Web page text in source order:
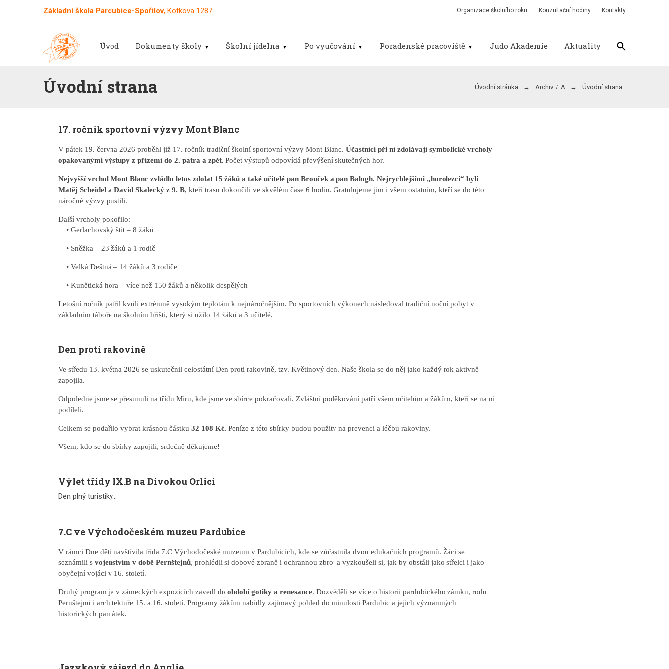
Organizace školního roku Konzultační hodiny Kontakty
Základní škola Pardubice-Spořilov, Kotkova 1287
Úvod Dokumenty školy Školní jídelna Po vyučování Poradenské pracoviště Judo Akademie Aktuality
Úvodní strana Úvodní stránka Archiv 7. A Úvodní strana
17. ročník sportovní výzvy Mont Blanc
V pátek 19. června 2026 proběhl již 17. ročník tradiční školní sportovní výzvy Mont Blanc. Účastníci při ní zdolávají symbolické vrcholy
opakovanými výstupy z přízemí do 2. patra a zpět. Počet výstupů odpovídá převýšení skutečných hor.
Nejvyšší vrchol Mont Blanc zvládlo letos zdolat 15 žáků a také učitelé pan Brouček a pan Balogh. Nejrychlejšími „horolezci“ byli
Matěj Scheidel a David Skalecký z 9. B, kteří trasu dokončili ve skvělém čase 6 hodin. Gratulujeme jim i všem ostatním, kteří se do této
náročné výzvy pustili.
Další vrcholy pokořilo:
• Gerlachovský štít – 8 žáků
• Sněžka – 23 žáků a 1 rodič
• Velká Deštná – 14 žáků a 3 rodiče
• Kunětická hora – více než 150 žáků a několik dospělých
Letošní ročník patřil kvůli extrémně vysokým teplotám k nejnáročnějším. Po sportovních výkonech následoval tradiční noční pobyt v
základním táboře na školním hřišti, který si užilo 14 žáků a 3 učitelé.
Den proti rakovině
Ve středu 13. května 2026 se uskutečnil celostátní Den proti rakovině, tzv. Květinový den. Naše škola se do něj jako každý rok aktivně
zapojila.
Odpoledne jsme se přesunuli na třídu Míru, kde jsme ve sbírce pokračovali. Zvláštní poděkování patří všem učitelům a žákům, kteří se na ní
podíleli.
Celkem se podařilo vybrat krásnou částku 32 108 Kč. Peníze z této sbírky budou použity na prevenci a léčbu rakoviny.
Všem, kdo se do sbírky zapojili, srdečně děkujeme!
Výlet třídy IX.B na Divokou Orlici
Den plný turistiky...
7.C ve Východočeském muzeu Pardubice
V rámci Dne dětí navštívila třída 7.C Východočeské muzeum v Pardubicích, kde se zúčastnila dvou edukačních programů. Žáci se
seznámili s vojenstvím v době Pernštejnů, prohlédli si dobové zbraně i ochrannou zbroj a vyzkoušeli si, jak by obstáli jako střelci i jako
obyčejní vojáci v 16. století.
Druhý program je v zámeckých expozicích zavedl do období gotiky a renesance. Dozvěděli se více o historii pardubického zámku, rodu
Pernštejnů i architektuře 15. a 16. století. Programy žákům nabídly zajímavý pohled do minulosti Pardubic a jejich významných
historických památek.